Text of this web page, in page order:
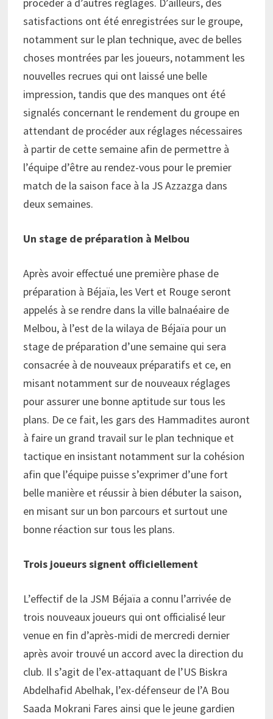
procéder à d’autres réglages. D’ailleurs, des
satisfactions ont été enregistrées sur le groupe,
notamment sur le plan technique, avec de belles
choses montrées par les joueurs, notamment les
nouvelles recrues qui ont laissé une belle
impression, tandis que des manques ont été
signalés concernant le rendement du groupe en
attendant de procéder aux réglages nécessaires
à partir de cette semaine afin de permettre à
l’équipe d’être au rendez-vous pour le premier
match de la saison face à la JS Azzazga dans
deux semaines.
Un stage de préparation à Melbou
Après avoir effectué une première phase de
préparation à Béjaïa, les Vert et Rouge seront
appelés à se rendre dans la ville balnaéaire de
Melbou, à l’est de la wilaya de Béjaïa pour un
stage de préparation d’une semaine qui sera
consacrée à de nouveaux préparatifs et ce, en
misant notamment sur de nouveaux réglages
pour assurer une bonne aptitude sur tous les
plans. De ce fait, les gars des Hammadites auront
à faire un grand travail sur le plan technique et
tactique en insistant notamment sur la cohésion
afin que l’équipe puisse s’exprimer d’une fort
belle manière et réussir à bien débuter la saison,
en misant sur un bon parcours et surtout une
bonne réaction sur tous les plans.
Trois joueurs signent officiellement
L’effectif de la JSM Béjaïa a connu l’arrivée de
trois nouveaux joueurs qui ont officialisé leur
venue en fin d’après-midi de mercredi dernier
après avoir trouvé un accord avec la direction du
club. Il s’agit de l’ex-attaquant de l’US Biskra
Abdelhafid Abelhak, l’ex-défenseur de l’A Bou
Saada Mokrani Fares ainsi que le jeune gardien